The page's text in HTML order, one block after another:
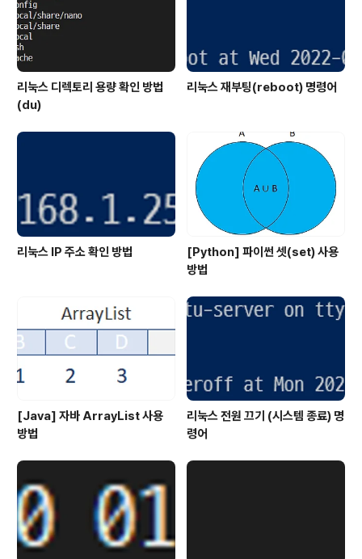
리눅스 디렉토리 용량 확인 방법
(du)
리눅스 재부팅(reboot) 명령어
리눅스 IP 주소 확인 방법
[Python] 파이썬 셋(set) 사용
방법
[Java] 자바 ArrayList 사용
방법
리눅스 전원 끄기 (시스템 종료) 명
령어